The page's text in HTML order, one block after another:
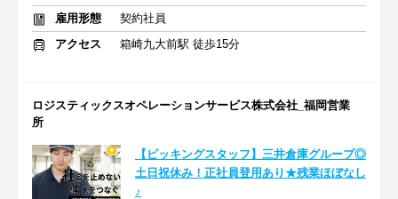
雇用形態
契約社員
アクセス
箱崎九大前駅 徒歩15分
ロジスティックスオペレーションサービス株式会社_福岡営業
所
【ピッキングスタッフ】三井倉庫グループ◎
土日祝休み！正社員登用あり★残業ほぼなし
♪